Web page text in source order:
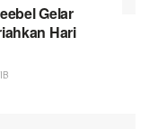
Gelar
Hari